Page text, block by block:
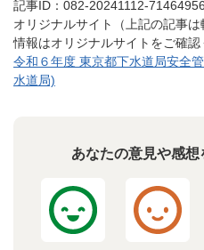
記事ID：082-20241112-71464956
オリジナルサイト（上記の記事
情報はオリジナルサイトをご確認
令和６年度 東京都下水道局安全
水道局)
あなたの意見や感想